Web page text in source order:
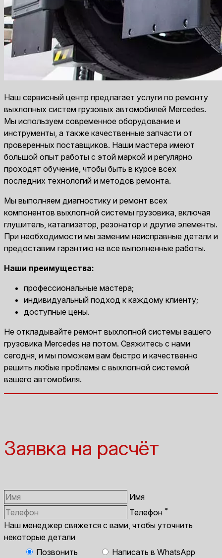
Наш сервисный центр предлагает услуги по ремонту
выхлопных систем грузовых автомобилей Mercedes.
Мы используем современное оборудование и
инструменты, а также качественные запчасти от
проверенных поставщиков. Наши мастера имеют
большой опыт работы с этой маркой и регулярно
проходят обучение, чтобы быть в курсе всех
последних технологий и методов ремонта.
Мы выполняем диагностику и ремонт всех
компонентов выхлопной системы грузовика, включая
глушитель, катализатор, резонатор и другие элементы.
При необходимости мы заменим неисправные детали и
предоставим гарантию на все выполненные работы.
Наши преимущества:
профессиональные мастера;
индивидуальный подход к каждому клиенту;
доступные цены.
Не откладывайте ремонт выхлопной системы вашего
грузовика Mercedes на потом. Свяжитесь с нами
сегодня, и мы поможем вам быстро и качественно
решить любые проблемы с выхлопной системой
вашего автомобиля.
Заявка на расчёт
Имя
Телефон *
Наш менеджер свяжется с вами, чтобы уточнить
некоторые детали
Позвонить
Написать в WhatsApp